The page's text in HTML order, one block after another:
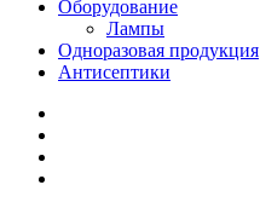
Оборудование
Лампы
Одноразовая продукция
Антисептики